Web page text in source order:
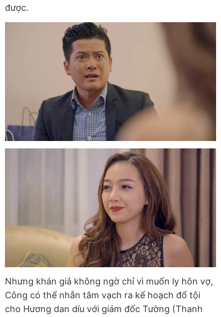
được.
Nhưng khán giả không ngờ chỉ vì muốn ly hôn vợ,
Công có thể nhẫn tâm vạch ra kế hoạch đổ tội
cho Hương dan díu với giám đốc Tường (Thanh